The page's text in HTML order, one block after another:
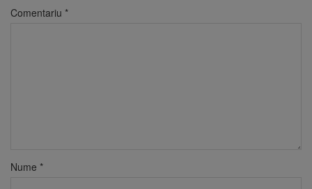
Comentariu *
Nume *